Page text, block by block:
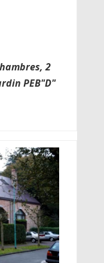
2
PEB"D"